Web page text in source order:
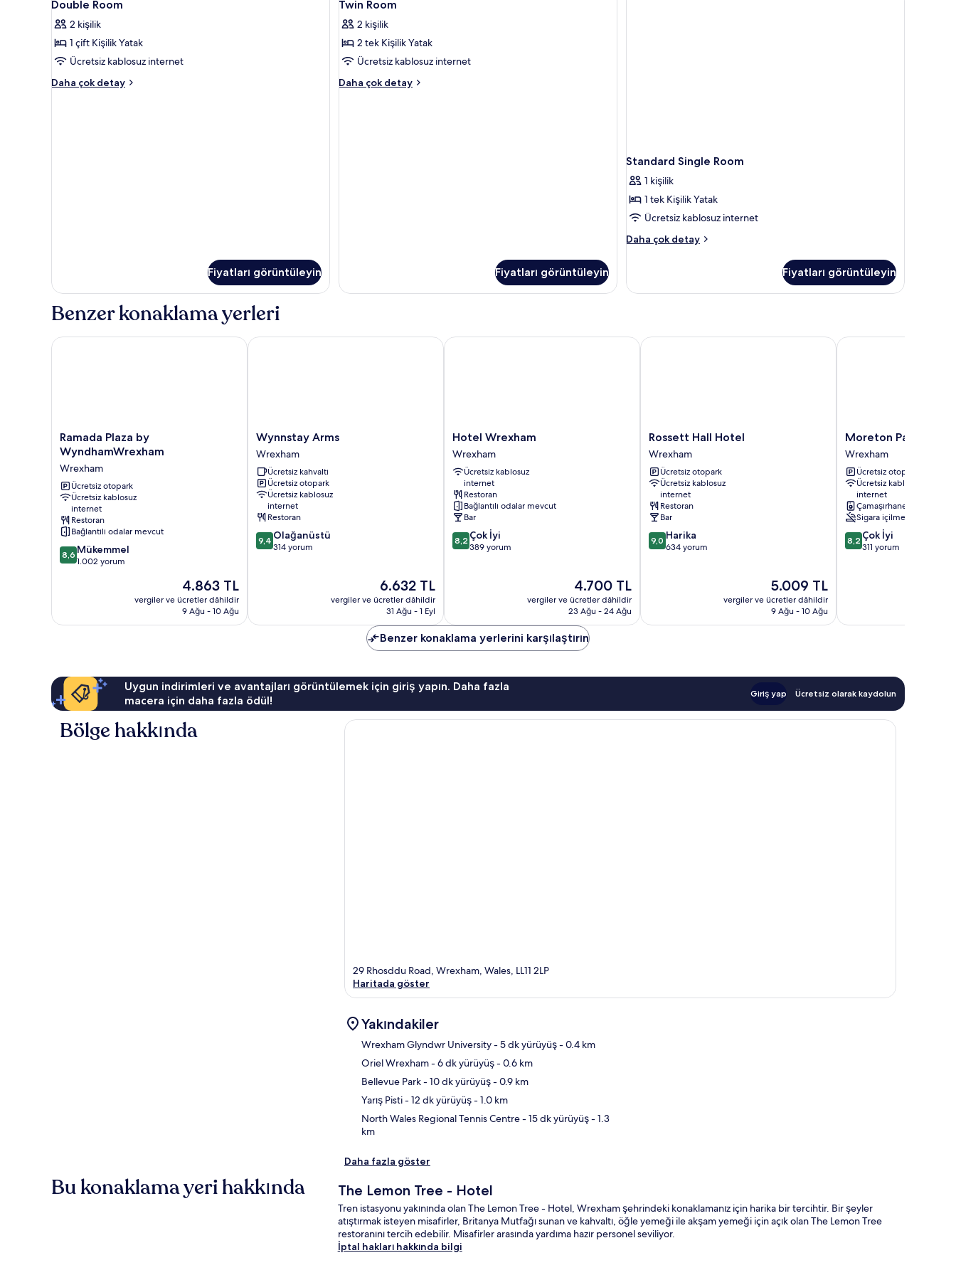
detay
detay
Room
için
tüm
fotoğrafları
görün
Double Room
2 kişilik
1 çift Kişilik Yatak
Ücretsiz kablosuz internet
Daha çok detay
Double
Fiyatları görüntüleyin
Room
için
tüm
fotoğrafları
görün
Twin Room
2 kişilik
2 tek Kişilik Yatak
Ücretsiz kablosuz internet
Daha çok detay
Twin
Fiyatları görüntüleyin
Standard Single Room
1 kişilik
1 tek Kişilik Yatak
Ücretsiz kablosuz internet
Daha çok detay
Standard
daha
Fiyatları görüntüleyin
Benzer konaklama yerleri
Ramada
Plaza
WyndhamWrexham
Wrexham
Ramada Plaza by
WyndhamWrexham
Wrexham
Ücretsiz otopark
Ücretsiz kablosuz
internet
Restoran
Bağlantılı odalar mevcut
10
üzerinden
8,6 Mükemmel
1.002 yorum
Güncel
fiyat:
4.863 TL
4.863 TL
vergiler ve ücretler dâhildir
9 Ağu - 10 Ağu
Ramada Plaza by WyndhamWrexham
Wynnstay
Arms
Wrexham
Wynnstay Arms
Wrexham
Ücretsiz kahvaltı
Ücretsiz otopark
Ücretsiz kablosuz
internet
Restoran
10
üzerinden
9,4 Olağanüstü
314 yorum
Güncel
fiyat:
6.632 TL
6.632 TL
vergiler ve ücretler dâhildir
31 Ağu - 1 Eyl
Wynnstay Arms
Hotel
Wrexham
Wrexham
Hotel Wrexham
Wrexham
Ücretsiz kablosuz
internet
Restoran
Bağlantılı odalar mevcut
Bar
10
üzerinden
8,2 Çok İyi
389 yorum
Güncel
fiyat:
4.700 TL
4.700 TL
vergiler ve ücretler dâhildir
23 Ağu - 24 Ağu
Hotel Wrexham
Rossett
Hall
Hotel
Wrexham
Rossett Hall Hotel
Wrexham
Ücretsiz otopark
Ücretsiz kablosuz
internet
Restoran
Bar
10
üzerinden
9,0 Harika
634 yorum
Güncel
fiyat:
5.009 TL
5.009 TL
vergiler ve ücretler dâhildir
9 Ağu - 10 Ağu
Rossett Hall Hotel
Moreton
Park
Lodge
Wrexham
Moreton Park Lodge
Wrexham
Ücretsiz otopark
Ücretsiz kablosuz
internet
Çamaşırhane
Sigara içilmez
10
üzerinden
8,2 Çok İyi
311 yorum
Moreton Park Lodge
Benzer konaklama yerlerini karşılaştırın
Uygun indirimleri ve avantajları görüntülemek için giriş yapın. Daha fazla
macera için daha fazla ödül!
Giriş yap Ücretsiz olarak kaydolun
Bölge hakkında
29 Rhosddu Road, Wrexham, Wales, LL11 2LP
Haritada göster
Yakındakiler
Wrexham Glyndwr University- 5 dk yürüyüş- 0.4 km
Oriel Wrexham- 6 dk yürüyüş- 0.6 km
Bellevue Park- 10 dk yürüyüş- 0.9 km
Yarış Pisti- 12 dk yürüyüş- 1.0 km
North Wales Regional Tennis Centre- 15 dk yürüyüş- 1.3
km
Daha fazla göster
Bu konaklama yeri hakkında The Lemon Tree - Hotel
Tren istasyonu yakınında olan The Lemon Tree - Hotel, Wrexham şehrindeki konaklamanız için harika bir tercihtir. Bir şeyler
atıştırmak isteyen misafirler, Britanya Mutfağı sunan ve kahvaltı, öğle yemeği ile akşam yemeği için açık olan The Lemon Tree
restoranını tercih edebilir. Misafirler arasında yardıma hazır personel seviliyor.
İptal hakları hakkında bilgi